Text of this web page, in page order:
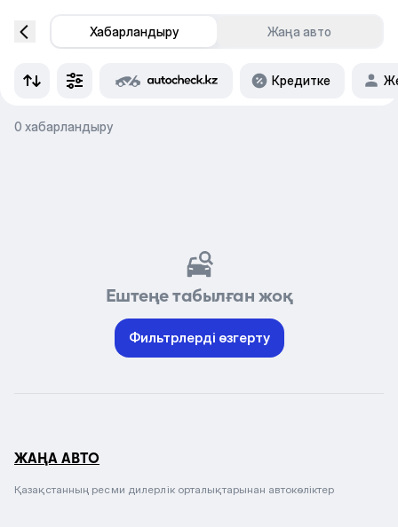
Хабарландыру Жаңа авто
Кредитке
0 хабарландыру
Ештеңе табылған жоқ
Фильтрлерді өзгерту
ЖАҢА АВТО
Қазақстанның ресми дилерлік орталықтарынан автокөліктер